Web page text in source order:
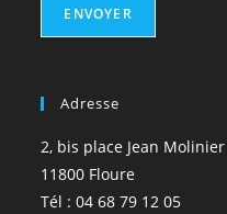
ENVOYER
Adresse
2, bis place Jean Molinier
11800 Floure
Tél : 04 68 79 12 05